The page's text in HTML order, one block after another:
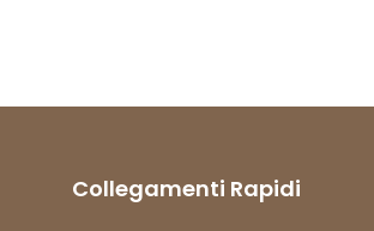
Collegamenti Rapidi